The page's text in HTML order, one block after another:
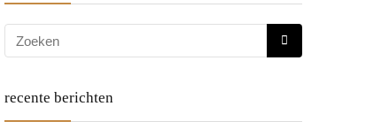
recente berichten